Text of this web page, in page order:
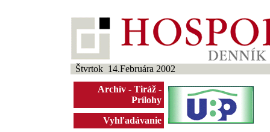
Štvrtok 14.Februára 2002
Archív - Tiráž -
Prílohy
Vyhľadávanie